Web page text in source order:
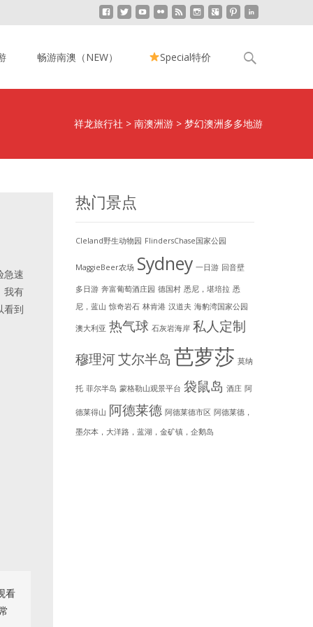
畅游南澳（NEW） Special特价
Search
祥龙旅行社 > 南澳洲游 > 梦幻澳洲多多地游
急速
我有
看到
看
热门景点
Cleland野生动物园 FlindersChase国家公园
MaggieBeer农场 Sydney 一日游 回音壁
多日游 奔富葡萄酒庄园 德国村 悉尼，堪培拉 悉
尼，蓝山 惊奇岩石 林肯港 汉道夫 海豹湾国家公园
澳大利亚 热气球 石灰岩海岸 私人定制
穆理河艾尔半岛 芭萝莎 莫纳
托 菲尔半岛 蒙格勒山观景平台 袋鼠岛 酒庄 阿
德莱得山 阿德莱德 阿德莱德市区 阿德莱德，
墨尔本，大洋路，蓝湖，金矿镇，企鹅岛